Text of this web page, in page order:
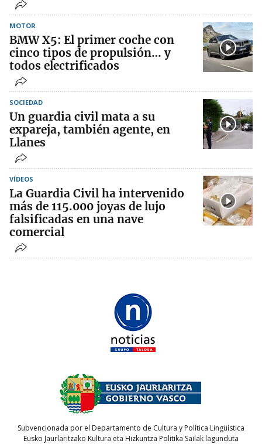
MOTOR
BMW X5: El primer coche con
cinco tipos de propulsión… y
todos electrificados
SOCIEDAD
Un guardia civil mata a su
expareja, también agente, en
Llanes
VÍDEOS
La Guardia Civil ha intervenido
más de 115.000 joyas de lujo
falsificadas en una nave
comercial
Subvencionada por el Departamento de Cultura y Política Lingüística
Eusko Jaurlaritzako Kultura eta Hizkuntza Politika Sailak lagunduta